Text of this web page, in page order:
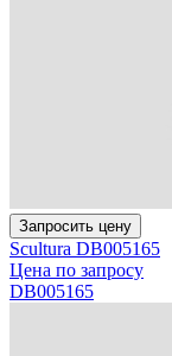
Запросить цену
Scultura DB005165
Цена по запросу
DB005165